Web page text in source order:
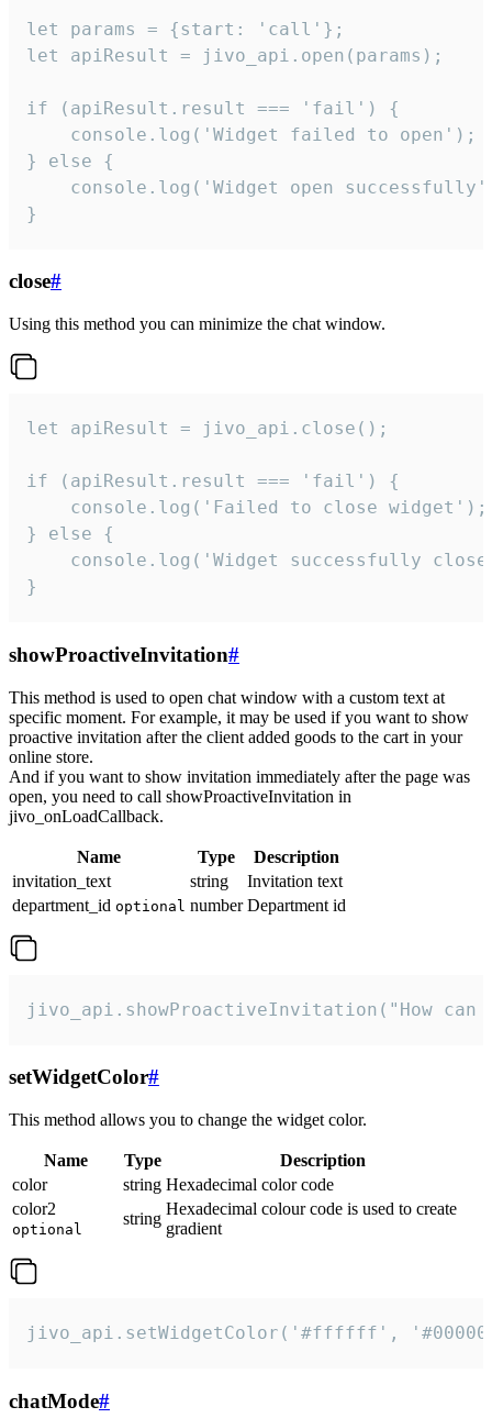
let params = {start: 'call'};
let apiResult = jivo_api.open(params);
if (apiResult.result === 'fail') {
    console.log('Widget failed to open');
} else {
console.log('Widget open
}
close#
Using this method you can minimize the chat window.
let apiResult = jivo_api.close();
if (apiResult.result === 'fail') {
    console.log('Failed to close widget');
} else {
console.log('Widget successfully
}
showProactiveInvitation#
This method is used to open chat window with a custom text at
specific moment. For example, it may be used if you want to show
proactive invitation after the client added goods to the cart in your
online store.
And if you want to show invitation immediately after the page was
open, you need to call showProactiveInvitation in
jivo_onLoadCallback.
Name Type
Description
invitation_text
string
Invitation text
department_id optional number Department id
jivo_api.showProactiveInvitation("How
setWidgetColor#
This method allows you to change the widget color.
Name Type
Description
color
string Hexadecimal color code
color2
optional
string
Hexadecimal colour code is used to create
gradient
jivo_api.setWidgetColor('#ffffff',
chatMode#